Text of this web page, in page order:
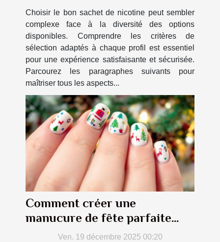
Choisir le bon sachet de nicotine peut sembler
complexe face à la diversité des options
disponibles. Comprendre les critères de
sélection adaptés à chaque profil est essentiel
pour une expérience satisfaisante et sécurisée.
Parcourez les paragraphes suivants pour
maîtriser tous les aspects...
Comment créer une
manucure de fête parfaite
avec des autocollants
Ven. 19 décembre 2025 00:20